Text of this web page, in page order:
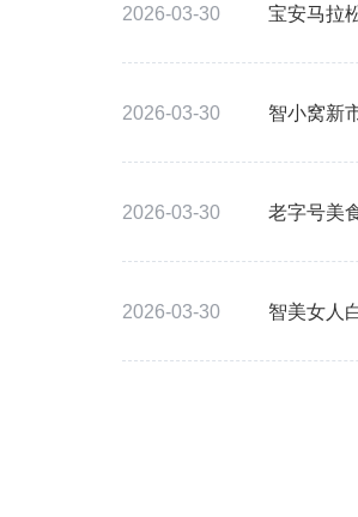
2026-03-30 宝安马拉
2026-03-30 智小窝新
2026-03-30 老字号美
2026-03-30 智美女人